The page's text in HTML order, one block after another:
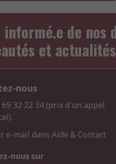
informé.e de nos
et actualités
nous
69 32 22 34 (prix d'un appel
e-mail dans Aide & Contact
nous sur